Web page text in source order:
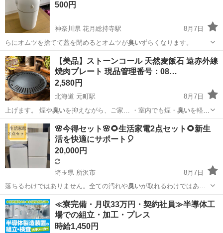
500円
神奈川県 花月総持寺駅
8月7日
らにオムツを捨てて蓋を閉めるとオムツが臭いずらくなります。
神奈川 横浜市 花月総持寺駅 掃除用具
【美品】ストーンコール 天然麦飯石 遠赤外線
焼肉プレート 現品管理番号：08…
2,580円
北海道 元町駅
8月7日
上げます。 煙や臭い を抑えながら、ご家… ・室内でも煙・ 臭いを軽減
・水受け…
北海道 札幌市 元町駅 キッチン家電 遠赤外線
🌸今得セット🌸🌻生活家電2点セット🌻新生
活を快適にサポート🎈
20,000円
埼玉県 所沢市
8月7日
落ちるわけではありません。全ての汚れや臭いが取れるわけではあり
ませんのでご了承く…
埼玉 所沢市 家電 商品
≪寮完備・月収33万円・契約社員≫半導体工
場での組立・加工・プレス
時給1,450円